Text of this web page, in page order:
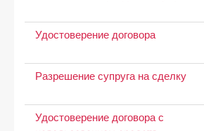
Удостоверение договора
Разрешение супруга на сделку
Удостоверение договора с